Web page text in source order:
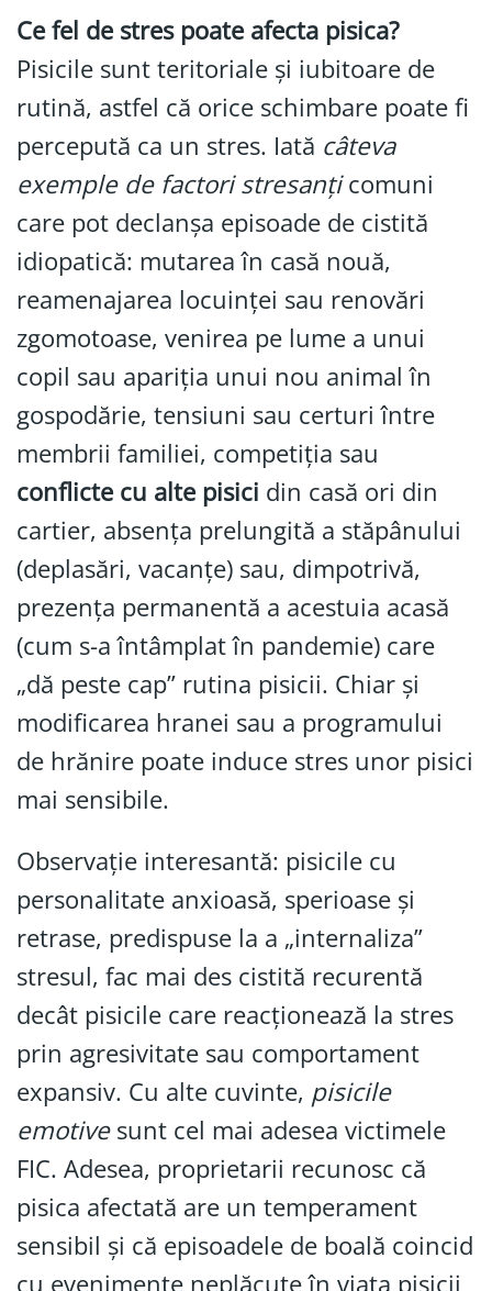
Ce fel de stres poate afecta pisica?
Pisicile sunt teritoriale și iubitoare de
rutină, astfel că orice schimbare poate fi
percepută ca un stres. Iată câteva
exemple de factori stresanțicomuni
care pot declanșa episoade de cistită
idiopatică: mutarea în casă nouă,
reamenajarea locuinței sau renovări
zgomotoase, venirea pe lume a unui
copil sau apariția unui nou animal în
gospodărie, tensiuni sau certuri între
membrii familiei, competiția sau
conflicte cu alte pisici din casă ori din
cartier, absența prelungită a stăpânului
(deplasări, vacanțe) sau, dimpotrivă,
prezența permanentă a acestuia acasă
(cum s-a întâmplat în pandemie) care
„dă peste cap” rutina pisicii. Chiar și
modificarea hranei sau a programului
de hrănire poate induce stres unor pisici
mai sensibile.
Observație interesantă: pisicile cu
personalitate anxioasă, sperioase și
retrase, predispuse la a „internaliza”
stresul, fac mai des cistită recurentă
decât pisicile care reacționează la stres
prin agresivitate sau comportament
expansiv. Cu alte cuvinte, pisicile
emotivesunt cel mai adesea victimele
FIC. Adesea, proprietarii recunosc că
pisica afectată are un temperament
sensibil și că episoadele de boală coincid
cu evenimente neplăcute în viața pisicii